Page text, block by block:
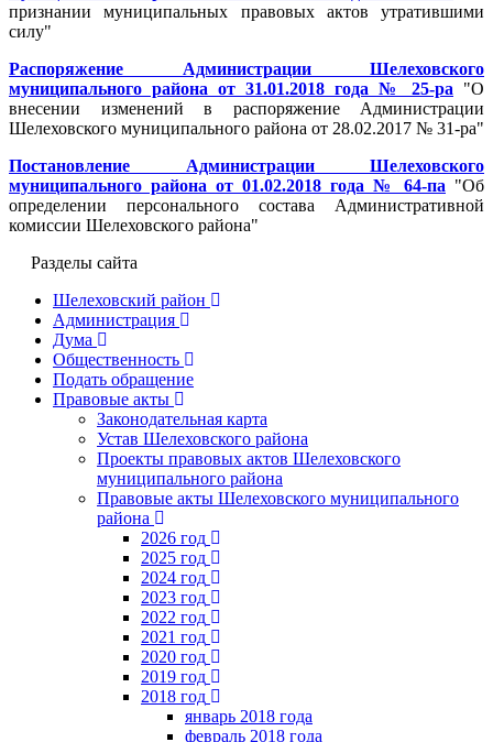
признании муниципальных правовых актов утратившими
силу"
Распоряжение Администрации Шелеховского
муниципального района от 31.01.2018 года № 25-ра "О
внесении изменений в распоряжение Администрации
Шелеховского муниципального района от 28.02.2017 № 31-ра"
Постановление Администрации Шелеховского
муниципального района от 01.02.2018 года № 64-па "Об
определении персонального состава Административной
комиссии Шелеховского района"
Разделы сайта
Шелеховский район
Администрация
Дума
Общественность
Подать обращение
Правовые акты
Законодательная карта
Устав Шелеховского района
Проекты правовых актов Шелеховского
муниципального района
Правовые акты Шелеховского муниципального
района
2026 год
2025 год
2024 год
2023 год
2022 год
2021 год
2020 год
2019 год
2018 год
январь 2018 года
февраль 2018 года